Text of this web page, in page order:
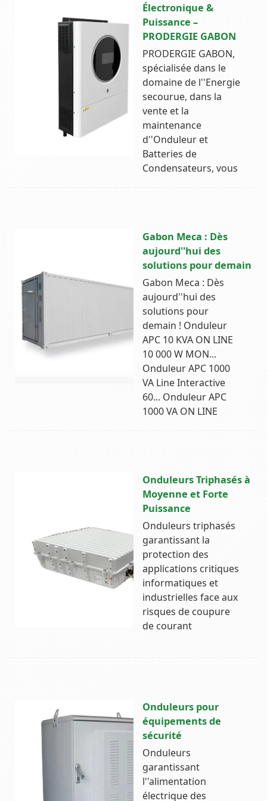
Électronique &
Puissance –
PRODERGIE GABON
PRODERGIE GABON,
spécialisée dans le
domaine de l''Energie
secourue, dans la
vente et la
maintenance
d''Onduleur et
Batteries de
Condensateurs, vous
Gabon Meca : Dès
aujourd''hui des
solutions pour demain
Gabon Meca : Dès
aujourd''hui des
solutions pour
demain ! Onduleur
APC 10 KVA ON LINE
10 000 W MON...
Onduleur APC 1000
VA Line Interactive
60... Onduleur APC
1000 VA ON LINE
Onduleurs Triphasés à
Moyenne et Forte
Puissance
Onduleurs triphasés
garantissant la
protection des
applications critiques
informatiques et
industrielles face aux
risques de coupure
de courant
Onduleurs pour
équipements de
sécurité
Onduleurs
garantissant
l''alimentation
électrique des